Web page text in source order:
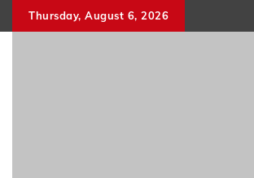
to
Thursday, August 6, 2026